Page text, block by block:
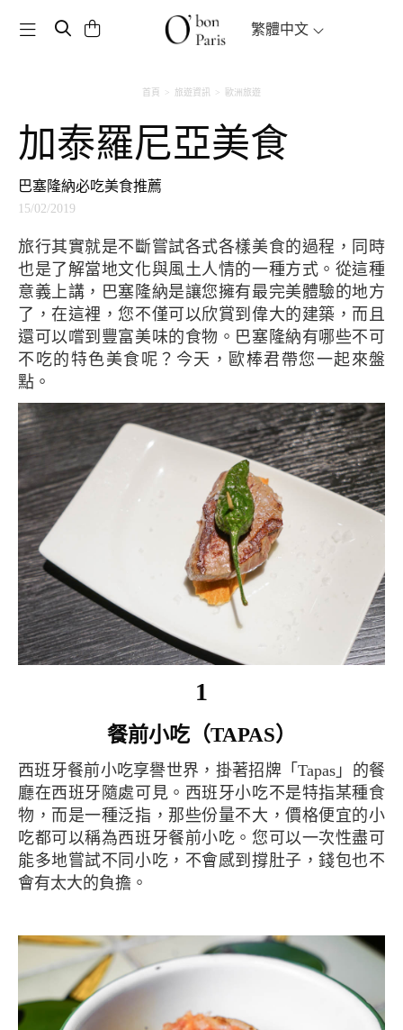
Toggle navigation 繁體中文
首頁 旅遊資訊 歐洲旅遊
加泰羅尼亞美食
巴塞隆納必吃美食推薦
15/02/2019
旅行其實就是不斷嘗試各式各樣美食的過程，同時
也是了解當地文化與風土人情的一種方式。從這種
意義上講，巴塞隆納是讓您擁有最完美體驗的地方
了，在這裡，您不僅可以欣賞到偉大的建築，而且
還可以嚐到豐富美味的食物。巴塞隆納有哪些不可
不吃的特色美食呢？今天，歐棒君帶您一起來盤
點。
1
餐前小吃（TAPAS）
西班牙餐前小吃享譽世界，掛著招牌「Tapas」的餐
廳在西班牙隨處可見。西班牙小吃不是特指某種食
物，而是一種泛指，那些份量不大，價格便宜的小
吃都可以稱為西班牙餐前小吃。您可以一次性盡可
能多地嘗試不同小吃，不會感到撐肚子，錢包也不
會有太大的負擔。